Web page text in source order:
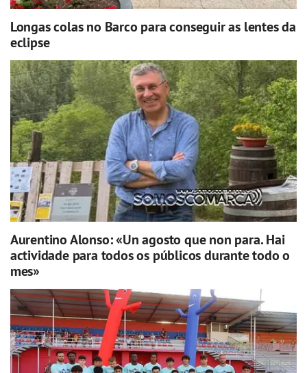
Longas colas no Barco para conseguir as lentes da
eclipse
Aurentino Alonso: «Un agosto que non para. Hai
actividade para todos os públicos durante todo o
mes»